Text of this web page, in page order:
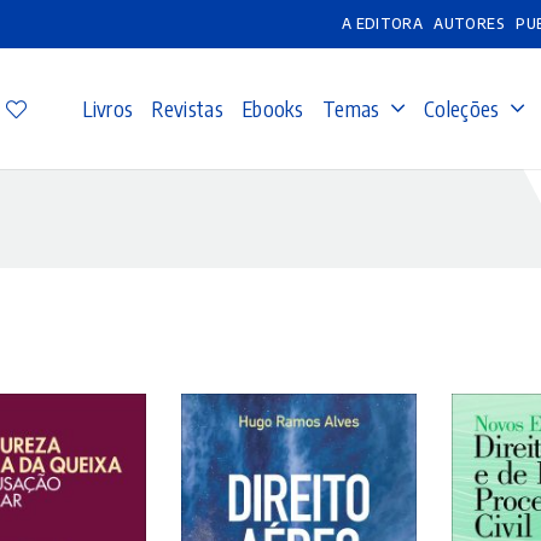
A EDITORA AUTORES
Livros Revistas Ebooks Temas Coleções